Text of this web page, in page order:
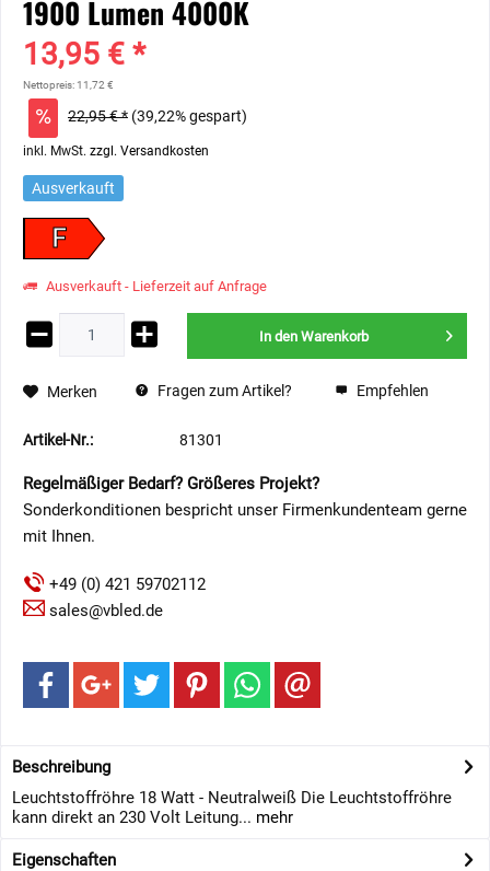
1900 Lumen 4000K
13,95 € *
Nettopreis: 11,72 €
22,95 € * (39,22% gespart)
inkl. MwSt. zzgl. Versandkosten
Ausverkauft
F
Ausverkauft - Lieferzeit auf Anfrage
In den Warenkorb
Merken Fragen zum Artikel? Empfehlen
Artikel-Nr.: 81301
Regelmäßiger Bedarf? Größeres Projekt?
Sonderkonditionen bespricht unser Firmenkundenteam gerne
mit Ihnen.
+49 (0) 421 59702112
sales@vbled.de
Beschreibung
Leuchtstoffröhre 18 Watt - Neutralweiß Die Leuchtstoffröhre
kann direkt an 230 Volt Leitung... mehr
Eigenschaften